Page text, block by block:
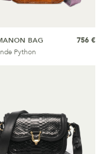
BAG
Python
756 €